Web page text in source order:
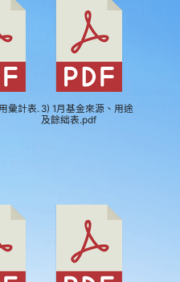
彙計表. 3) 1月基金來源、用途
及餘絀表.pdf